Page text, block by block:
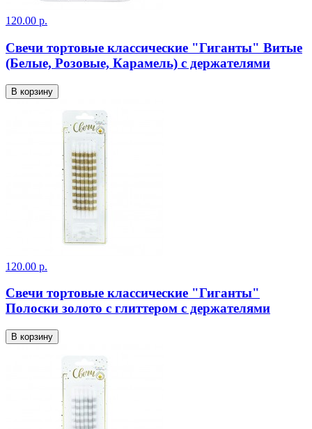
120.00 р.
Свечи тортовые классические "Гиганты" Витые
(Белые, Розовые, Карамель) с держателями
В корзину
120.00 р.
Свечи тортовые классические "Гиганты"
Полоски золото с глиттером с держателями
В корзину